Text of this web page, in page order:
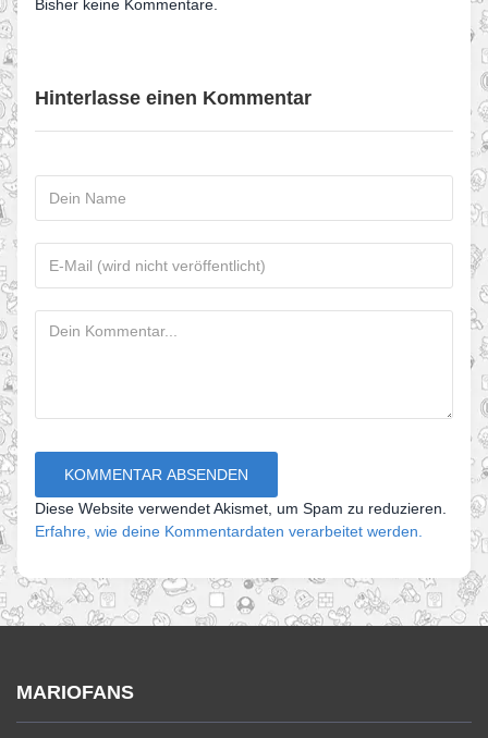
Bisher keine Kommentare.
Hinterlasse einen Kommentar
Diese Website verwendet Akismet, um Spam zu reduzieren.
Erfahre, wie deine Kommentardaten verarbeitet werden.
MARIOFANS